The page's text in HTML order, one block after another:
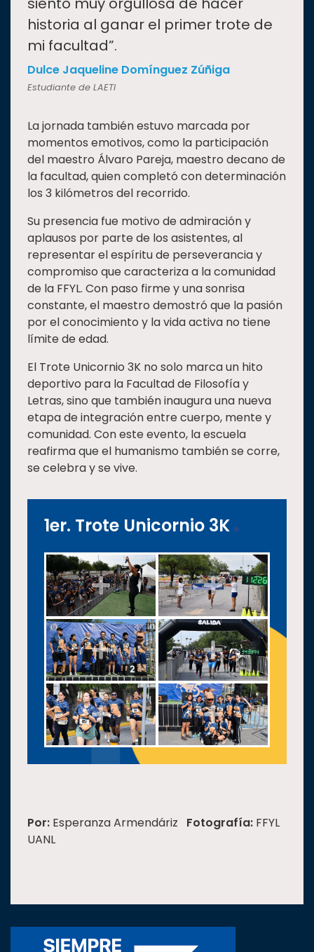
historia al ganar el primer trote de
mi facultad”.
Dulce Jaqueline Domínguez Zúñiga
Estudiante de LAETI
La jornada también estuvo marcada por
momentos emotivos, como la participación
del maestro Álvaro Pareja, maestro decano de
la facultad, quien completó con determinación
los 3 kilómetros del recorrido.
Su presencia fue motivo de admiración y
aplausos por parte de los asistentes, al
representar el espíritu de perseverancia y
compromiso que caracteriza a la comunidad
de la FFYL. Con paso firme y una sonrisa
constante, el maestro demostró que la pasión
por el conocimiento y la vida activa no tiene
límite de edad.
El Trote Unicornio 3K no solo marca un hito
deportivo para la Facultad de Filosofía y
Letras, sino que también inaugura una nueva
etapa de integración entre cuerpo, mente y
comunidad. Con este evento, la escuela
reafirma que el humanismo también se corre,
se celebra y se vive.
1er. Trote Unicornio 3K
Por: Esperanza Armendáriz Fotografía: FFYL
UANL